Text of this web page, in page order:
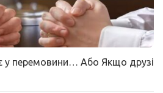
у перемовини… Або Якщо друзі